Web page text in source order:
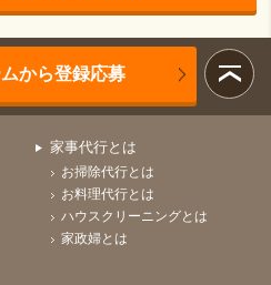
から登録応募
家事代行とは
お掃除代行とは
お料理代行とは
ハウスクリーニングとは
家政婦とは